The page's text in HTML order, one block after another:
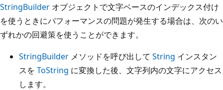
StringBuilder オブジェクトで文字ベースのインデックス付け
を使うときにパフォーマンスの問題が発生する場合は、次のい
ずれかの回避策を使うことができます。
StringBuilder メソッドを呼び出して String インスタン
スを ToString に変換した後、文字列内の文字にアクセス
します。